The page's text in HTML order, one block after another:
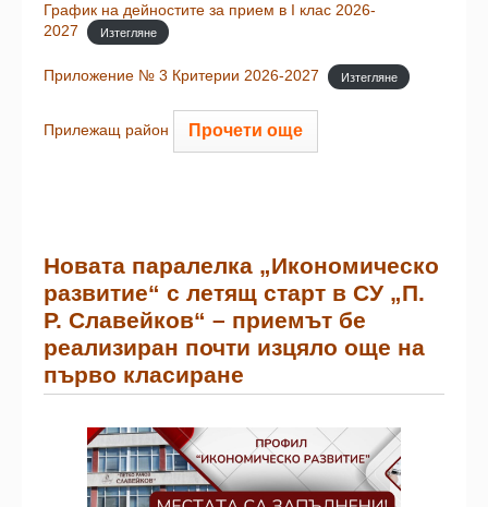
График на дейностите за прием в I клас 2026-
2027
Изтегляне
Приложение № 3 Критерии 2026-2027 Изтегляне
Прилежащ район Прочети още
Новата паралелка „Икономическо
развитие“ с летящ старт в СУ „П.
Р. Славейков“ – приемът бе
реализиран почти изцяло още на
първо класиране